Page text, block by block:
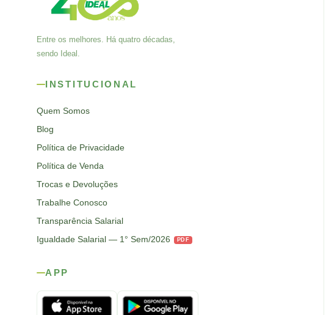
Entre os melhores. Há quatro décadas,
sendo Ideal.
INSTITUCIONAL
Quem Somos
Blog
Política de Privacidade
Política de Venda
Trocas e Devoluções
Trabalhe Conosco
Transparência Salarial
Igualdade Salarial — 1° Sem/2026
PDF
APP